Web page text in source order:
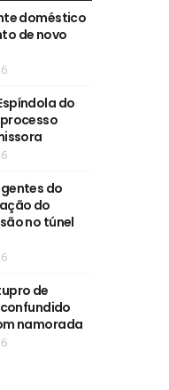
doméstico
de novo
do
processo
do
do
no túnel
de
namorada